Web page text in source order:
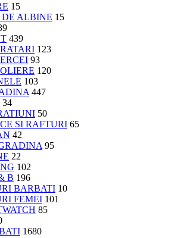
15
DE ALBINE 15
439
123
93
120
103
447
34
50
SI RAFTURI 65
42
95
22
102
B 196
BARBATI 10
FEMEI 101
85
1680